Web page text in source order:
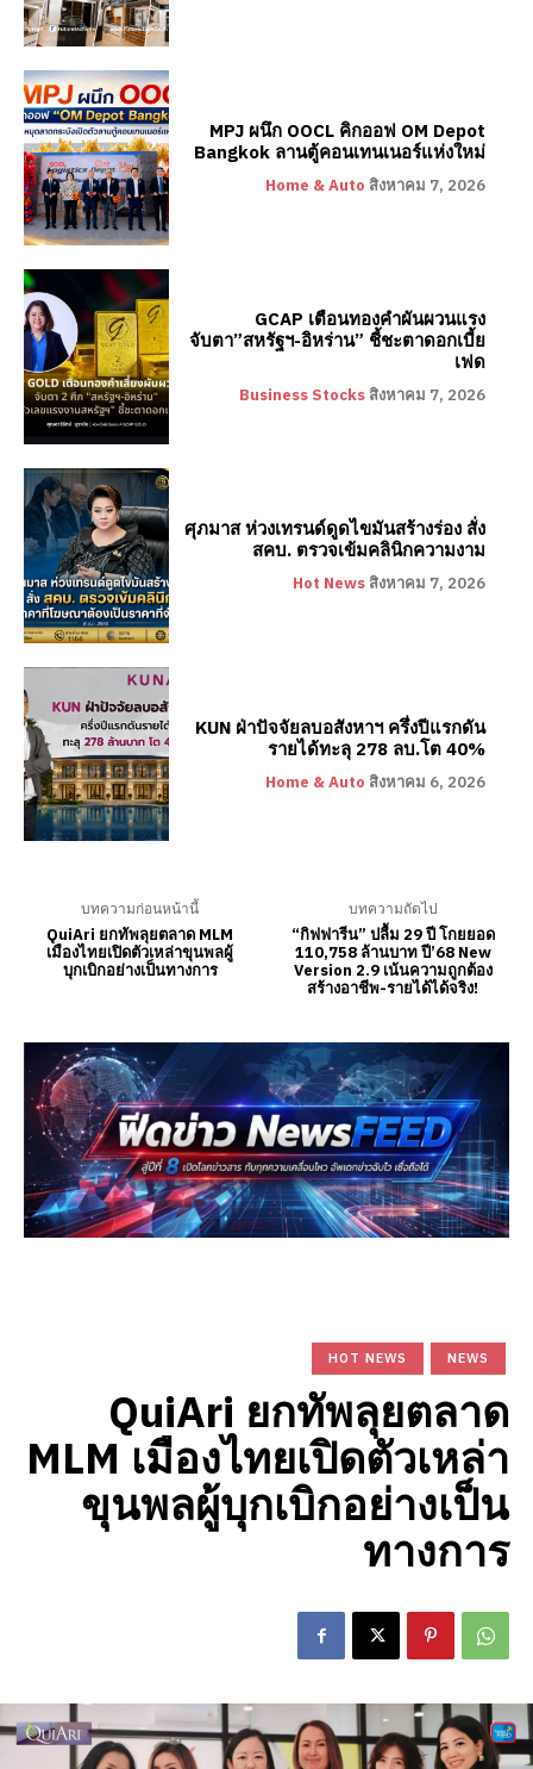
MPJ ผนึก OOCL คิกออฟ OM Depot
Bangkok ลานตู้คอนเทนเนอร์แห่งใหม่
Home & Auto สิงหาคม 7, 2026
GCAP เตือนทองคำผันผวนแรง
จับตา”สหรัฐฯ-อิหร่าน” ชี้ชะตาดอกเบี้ย
เฟด
Business Stocks สิงหาคม 7, 2026
ศุภมาส ห่วงเทรนด์ดูดไขมันสร้างร่อง สั่ง
สคบ. ตรวจเข้มคลินิกความงาม
Hot News สิงหาคม 7, 2026
KUN ฝ่าปัจจัยลบอสังหาฯ ครึ่งปีแรกดัน
รายได้ทะลุ 278 ลบ.โต 40%
Home & Auto สิงหาคม 6, 2026
บทความก่อนหน้านี้
QuiAri ยกทัพลุยตลาด MLM
เมืองไทยเปิดตัวเหล่าขุนพลผู้
บุกเบิกอย่างเป็นทางการ
บทความถัดไป
“กิฟฟารีน” ปลื้ม 29 ปี โกยยอด
110,758 ล้านบาท ปี’68 New
Version 2.9 เน้นความถูกต้อง
สร้างอาชีพ-รายได้ได้จริง!